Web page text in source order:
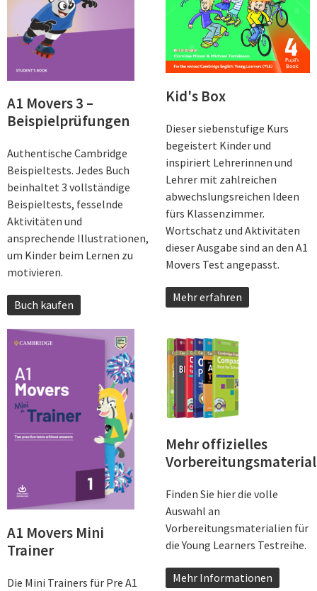
A1 Movers 3 –
Beispielprüfungen
Authentische Cambridge
Beispieltests. Jedes Buch
beinhaltet 3 vollständige
Beispieltests, fesselnde
Aktivitäten und
ansprechende Illustrationen,
um Kinder beim Lernen zu
motivieren.
Buch kaufen
Kid's Box
Dieser siebenstufige Kurs
begeistert Kinder und
inspiriert Lehrerinnen und
Lehrer mit zahlreichen
abwechslungsreichen Ideen
fürs Klassenzimmer.
Wortschatz und Aktivitäten
dieser Ausgabe sind an den A1
Movers Test angepasst.
Mehr erfahren
A1 Movers Mini
Trainer
Die Mini Trainers für Pre A1
Mehr offizielles
Vorbereitungsmaterial
Finden Sie hier die volle
Auswahl an
Vorbereitungsmaterialien für
die Young Learners Testreihe.
Mehr Informationen